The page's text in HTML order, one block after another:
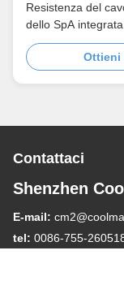
Resistenza del
dello SpA
HMI
Ottieni
Contattaci
Shenzhen
E-mail:
tel: 0086-755-